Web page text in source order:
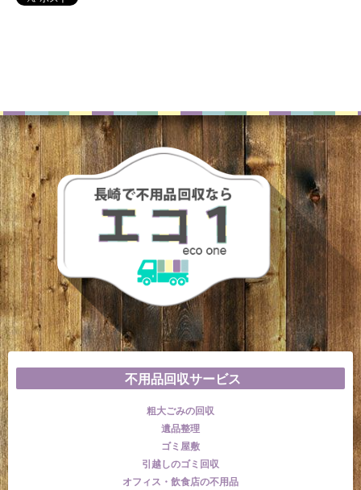
不用品回収サービス
粗大ごみの回収
遺品整理
ゴミ屋敷
引越しのゴミ回収
オフィス・飲食店の不用品